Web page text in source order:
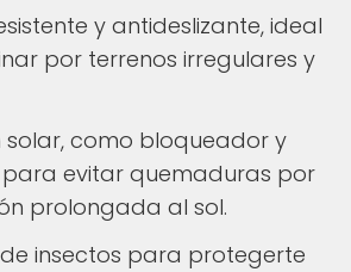
y antideslizante, ideal
por terrenos irregulares y
solar, como bloqueador y
evitar quemaduras por
prolongada al sol.
insectos para protegerte